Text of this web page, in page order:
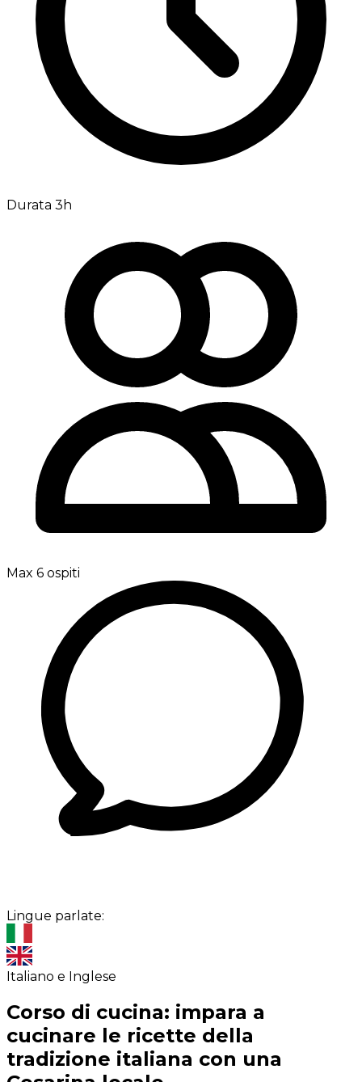
Durata 3h
Max 6 ospiti
Lingue parlate:
Italiano e Inglese
Corso di cucina: impara a
cucinare le ricette della
tradizione italiana con una